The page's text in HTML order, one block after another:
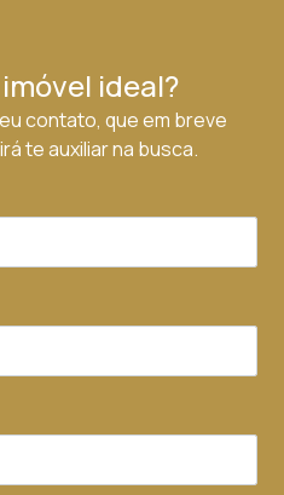
ideal?
contato, que em breve
te auxiliar na busca.